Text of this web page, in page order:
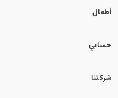
أطفال
حسابي
شركتنا